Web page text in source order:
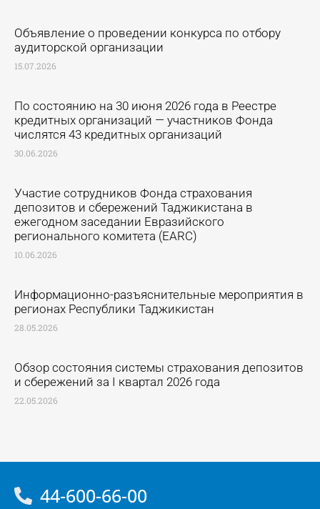
Объявление о проведении конкурса по отбору
аудиторской организации
15.07.2026
По состоянию на 30 июня 2026 года в Реестре
кредитных организаций — участников Фонда
числятся 43 кредитных организаций
30.06.2026
Участие сотрудников Фонда страхования
депозитов и сбережений Таджикистана в
ежегодном заседании Евразийского
регионального комитета (EARC)
10.06.2026
Информационно-разъяснительные мероприятия в
регионах Республики Таджикистан
28.05.2026
Обзор состояния системы страхования депозитов
и сбережений за I квартал 2026 года
22.05.2026
44-600-66-00